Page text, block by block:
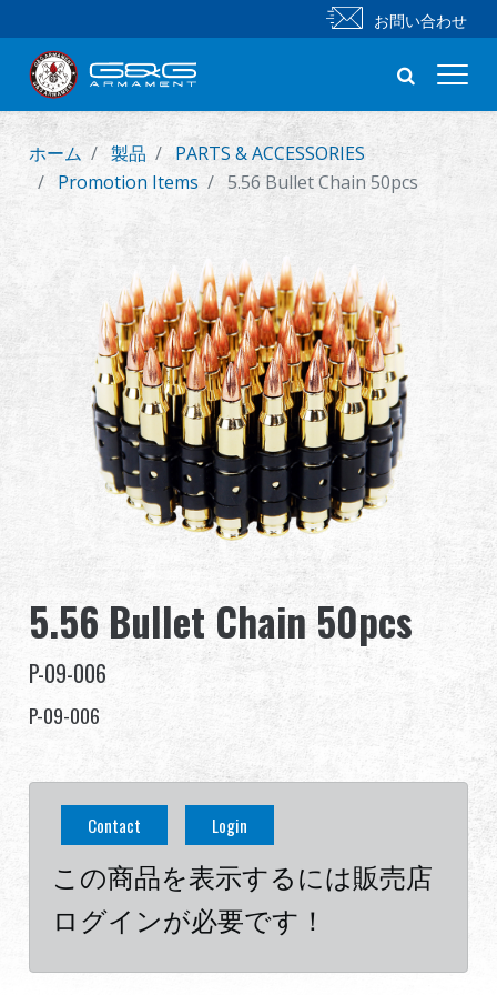
新製品
部品 & 付属品
射撃訓練シリーズ
グローバル販売
私たちについて
繁體中文 English (US)
Français
お問い合わせ
ホーム 製品
PARTS & ACCESSORIES
Promotion Items
5.56 Bullet Chain 50pcs
5.56 Bullet Chain 50pcs
P-09-006
P-09-006
Contact Login
この商品を表示するには販売店
ログインが必要です！